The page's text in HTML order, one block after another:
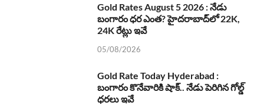
Gold Rates August 5 2026 : నేడు
బంగారం ధర ఎంత? హైదరాబాద్‌లో 22K,
24K రేట్లు ఇవే
05/08/2026
Gold Rate Today Hyderabad :
బంగారం కొనేవారికి షాక్.. నేడు పెరిగిన గోల్డ్
ధరలు ఇవే